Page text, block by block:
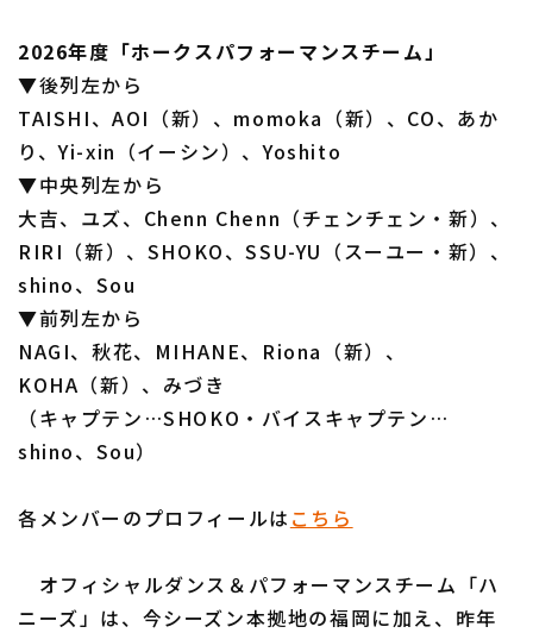
福岡ソフトバンクホークス
運営会社（別ウィンドウで開く） よくある質問
2026年度「ホークスパフォーマンスチーム」
▼後列左から
TAISHI、AOI（新）、momoka（新）、CO、あか
り、Yi-xin（イーシン）、Yoshito
▼中央列左から
大吉、ユズ、Chenn Chenn（チェンチェン・新）、
RIRI（新）、SHOKO、SSU-YU（スーユー・新）、
shino、Sou
▼前列左から
NAGI、秋花、MIHANE、Riona（新）、
KOHA（新）、みづき
（キャプテン…SHOKO・バイスキャプテン…
shino、Sou）
各メンバーのプロフィールは こちら
オフィシャルダンス＆パフォーマンスチーム「ハ
ニーズ」は、今シーズン本拠地の福岡に加え、昨年